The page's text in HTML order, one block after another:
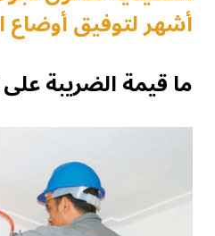
أشهر لتوفيق
ما قيمة الضريبة